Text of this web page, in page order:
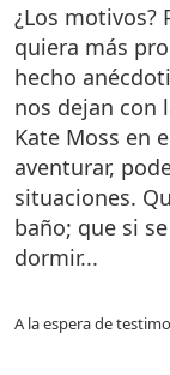
¿Los motivos?
quiera más
hecho
nos dejan con
Kate Moss en
aventurar,
situaciones.
baño; que si
dormir...
A la espera de